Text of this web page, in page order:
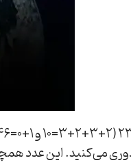
می‌کنید. این عدد